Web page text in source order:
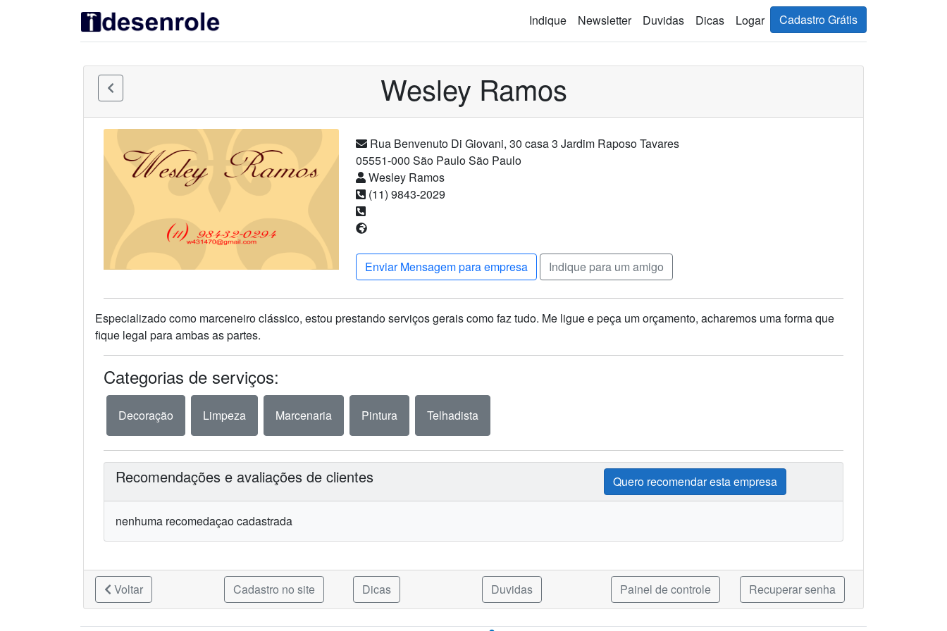
Indique Newsletter Duvidas Dicas Logar Cadastro Grátis
Wesley Ramos
Rua Benvenuto Di Giovani, 30 casa 3 Jardim Raposo Tavares
05551-000 São PauloSão Paulo
Wesley Ramos
(11) 9843-2029
Enviar Mensagem para empresa Indique para um amigo
Especializado como marceneiro clássico, estou prestando serviços gerais como faz tudo. Me ligue e peça um orçamento, acharemos uma forma que
fique legal para ambas as partes.
Categorias de serviços:
Decoração Limpeza Marcenaria Pintura Telhadista
Recomendações e avaliações de clientes Quero recomendar esta empresa
nenhuma recomedaçao cadastrada
Voltar Cadastro no site Dicas Duvidas Painel de controle Recuperar senha